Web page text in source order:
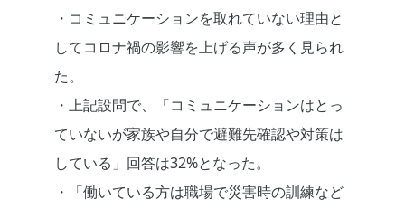
・コミュニケーションを取れていない理由と
してコロナ禍の影響を上げる声が多く見られ
た。
・上記設問で、「コミュニケーションはとっ
ていないが家族や自分で避難先確認や対策は
している」回答は32%となった。
・「働いている方は職場で災害時の訓練など